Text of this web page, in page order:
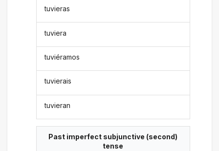
tuvieras
tuviera
tuviéramos
tuvierais
tuvieran
Past imperfect subjunctive (second)
tense